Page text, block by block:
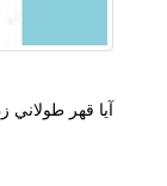
آيا قهر